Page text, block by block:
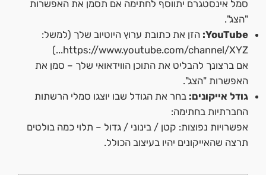
סמל אינסטגרם יתווסף לחתימה אם תסמן את האפשרות
"הצג".
YouTube: הזן את כתובת ערוץ היוטיוב שלך (למשל:
https://www.youtube.com/channel/XYZ...)
אם ברצונך להבליט את התוכן הווידאואי שלך – סמן את
האפשרות "הצג".
גודל אייקונים: בחר את הגודל שבו יוצגו סמלי הרשתות
החברתיות בחתימה:
אפשרויות נפוצות: קטן / בינוני / גדול – תלוי כמה בולטים
תרצה שהאייקונים יהיו בעיצוב הכולל.